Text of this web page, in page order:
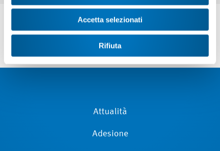
Accetta selezionati
Rifiuta
Attualità
Adesione